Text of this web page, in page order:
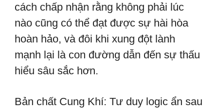
cách chấp nhận rằng không phải lúc
nào cũng có thể đạt được sự hài hòa
hoàn hảo, và đôi khi xung đột lành
mạnh lại là con đường dẫn đến sự thấu
hiểu sâu sắc hơn.
Bản chất Cung Khí: Tư duy logic ẩn sau